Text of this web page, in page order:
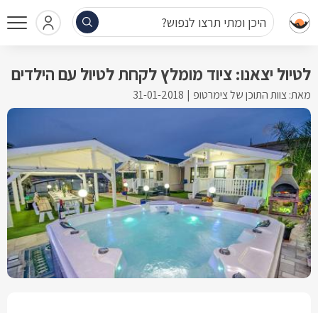
היכן ומתי תרצו לנפוש?
לטיול יצאנו: ציוד מומלץ לקחת לטיול עם הילדים
מאת: צוות התוכן של צימרטופ 31-01-2018